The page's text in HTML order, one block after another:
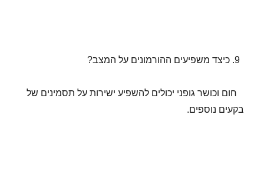
כיצד משפיעים ההורמונים על המצב?
חום וכושר גופני יכולים להשפיע ישירות על תסמינים של
בקעים נוספים.